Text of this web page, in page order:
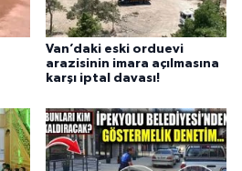
Van’daki eski orduevi
arazisinin imara açılmasına
karşı iptal davası!